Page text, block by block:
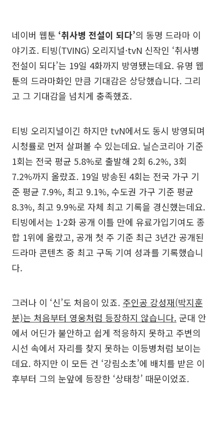
네이버 웹툰 ‘취사병 전설이 되다’의 동명 드라마 이
야기죠. 티빙(TVING) 오리지널·tvN 신작인 ‘취사병
전설이 되다’는 19일 4화까지 방영됐는데요. 유명 웹
툰의 드라마화인 만큼 기대감은 상당했습니다. 그리
고 그 기대감을 넘치게 충족했죠.
티빙 오리지널이긴 하지만 tvN에서도 동시 방영되며
시청률로 먼저 살펴볼 수 있는데요. 닐슨코리아 기준
1회는 전국 평균 5.8%로 출발해 2회 6.2%, 3회
7.2%까지 올랐죠. 19일 방송된 4회는 전국 가구 기
준 평균 7.9%, 최고 9.1%, 수도권 가구 기준 평균
8.3%, 최고 9.9%로 자체 최고 기록을 경신했는데요.
티빙에서는 1·2화 공개 이틀 만에 유료가입기여도 종
합 1위에 올랐고, 공개 첫 주 기준 최근 3년간 공개된
드라마 콘텐츠 중 최고 구독 기여 성과를 기록했습니
다.
그러나 이 ‘신’도 처음이 있죠. 주인공 강성재(박지훈
분)는 처음부터 영웅처럼 등장하지 않습니다. 군대 안
에서 어딘가 불안하고 쉽게 적응하지 못하고 주변의
시선 속에서 자리를 찾지 못하는 이등병처럼 보이는
데요. 하지만 이 모든 건 ‘강림소초’에 배치를 받은 이
후부터 그의 눈앞에 등장한 ‘상태창’ 때문이었죠.